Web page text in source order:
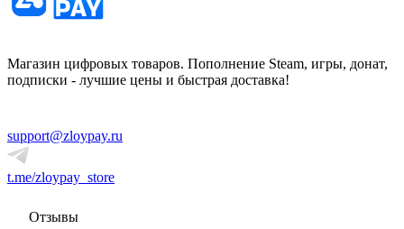
Магазин цифровых товаров. Пополнение Steam, игры, донат,
подписки - лучшие цены и быстрая доставка!
support@zloypay.ru
t.me/zloypay_store
Отзывы